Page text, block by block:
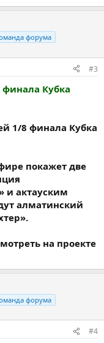
форума
#3
финала Кубка
1/8 финала Кубка
покажет две
и актауским
алматинский
на проекте
форума
#4